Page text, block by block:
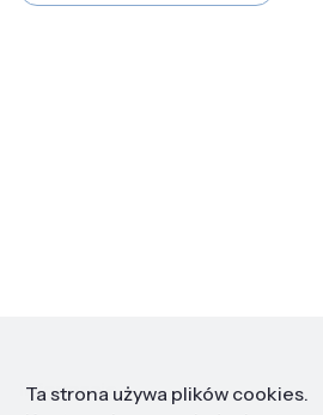
Informacje
Ta strona używa plików cookies.